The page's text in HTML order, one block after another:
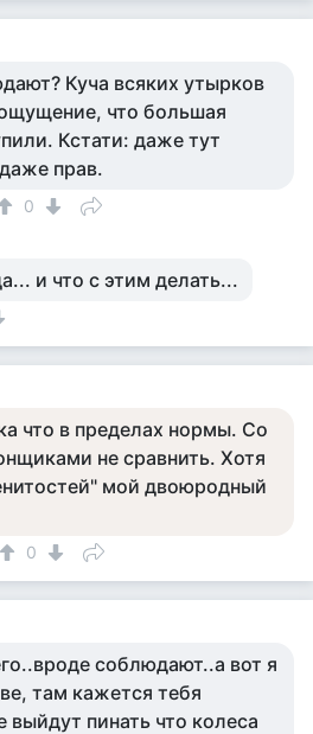
Куча всяких утырков
что большая
Кстати: даже тут
прав.
0
и что с этим делать...
что в пределах нормы. Со
не сравнить. Хотя
мой двоюродный
0
соблюдают..а вот я
там кажется тебя
выйдут пинать что колеса